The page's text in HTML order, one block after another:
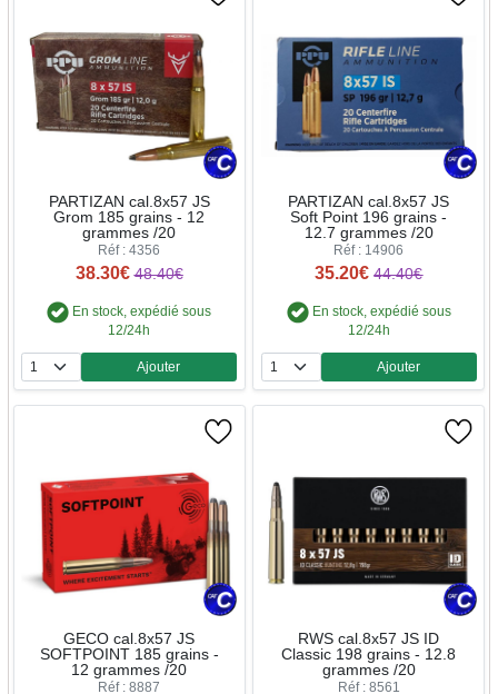
PARTIZAN cal.8x57 JS
Grom 185 grains - 12
grammes /20
Réf : 4356
38.30€ 48.40€
En stock, expédié sous
12/24h
Quantité
Ajouter
PARTIZAN cal.8x57 JS
Soft Point 196 grains -
12.7 grammes /20
Réf : 14906
35.20€ 44.40€
En stock, expédié sous
12/24h
Quantité
Ajouter
GECO cal.8x57 JS
SOFTPOINT 185 grains -
12 grammes /20
Réf : 8887
RWS cal.8x57 JS ID
Classic 198 grains - 12.8
grammes /20
Réf : 8561